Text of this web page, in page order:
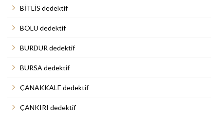
BİTLİS dedektif
BOLU dedektif
BURDUR dedektif
BURSA dedektif
ÇANAKKALE dedektif
ÇANKIRI dedektif